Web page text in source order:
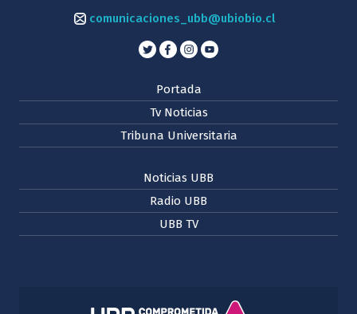
comunicaciones_ubb@ubiobio.cl
Portada
Tv Noticias
Tribuna Universitaria
Noticias UBB
Radio UBB
UBB TV